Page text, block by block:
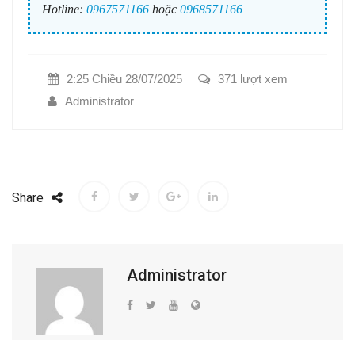
Hotline: 0967571166 hoặc 0968571166
2:25 Chiều 28/07/2025
371 lượt xem
Administrator
Share
Administrator